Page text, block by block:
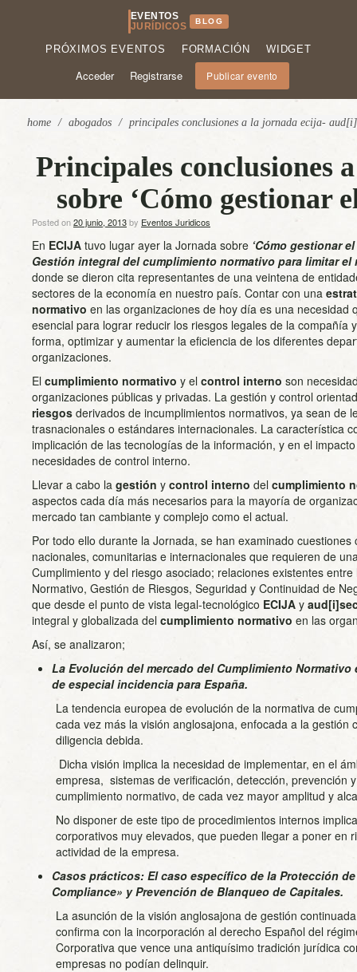
EVENTOS
JURÍDICOS
BLOG
PRÓXIMOS EVENTOS FORMACIÓN WIDGET
Acceder Registrarse Publicar evento
home / abogados / principales conclusiones a la jornada ecija-
Principales conclusiones
sobre ‘Cómo gestionar
Posted on20 junio, 2013by Eventos Juridicos
En ECIJA tuvo lugar ayer la Jornada sobre ‘Cómo gestionar
Gestión integral del cumplimiento normativo para limitar el
donde se dieron cita representantes de una veintena de
sectores de la economía en nuestro país. Contar con una
normativo en las organizaciones de hoy día es una necesidad
esencial para lograr reducir los riesgos legales de la compañía
forma, optimizar y aumentar la eficiencia de los diferentes
organizaciones.
El cumplimiento normativo y el control interno son
organizaciones públicas y privadas. La gestión y control
riesgos derivados de incumplimientos normativos, ya sean de
trasnacionales o estándares internacionales. La característica
implicación de las tecnologías de la información, y en el
necesidades de control interno.
Llevar a cabo la gestión y control interno del cumplimiento
aspectos cada día más necesarios para la mayoría de
mercado tan cambiante y complejo como el actual.
Por todo ello durante la Jornada, se han examinado
nacionales, comunitarias e internacionales que requieren de
Cumplimiento y del riesgo asociado; relaciones existentes
Normativo, Gestión de Riesgos, Seguridad y Continuidad de
que desde el punto de vista legal-tecnológico ECIJA y aud[i]
integral y globalizada del cumplimiento normativo en las
Así, se analizaron;
La Evolución del mercado del Cumplimiento
de especial incidencia para España.
La tendencia europea de evolución de la normativa de
cada vez más la visión anglosajona, enfocada a la gestión
diligencia debida.
Dicha visión implica la necesidad de implementar, en el
empresa, sistemas de verificación, detección, prevención
cumplimiento normativo, de cada vez mayor amplitud y
No disponer de este tipo de procedimientos internos
corporativos muy elevados, que pueden llegar a poner en
actividad de la empresa.
Casos prácticos: El caso específico de la Protección
Compliance» y Prevención de Blanqueo de Capitales.
La asunción de la visión anglosajona de gestión
confirma con la incorporación al derecho Español del
Corporativa que vence una antiquísimo tradición jurídica
empresas no podían delinquir.